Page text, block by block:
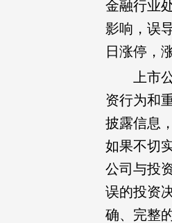
金融行业
影响，误
日涨停，
上市
资行为和
披露信息
如果不切
公司与投
误的投资
确、完整